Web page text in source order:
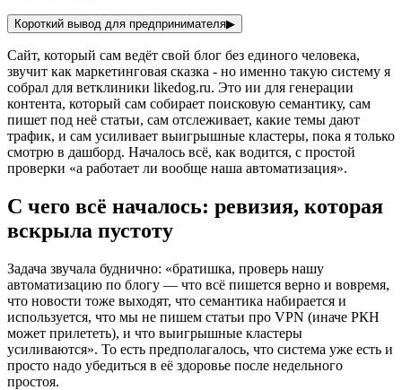
Короткий вывод для предпринимателя▶
Сайт, который сам ведёт свой блог без единого человека,
звучит как маркетинговая сказка - но именно такую систему я
собрал для ветклиники likedog.ru. Это ии для генерации
контента, который сам собирает поисковую семантику, сам
пишет под неё статьи, сам отслеживает, какие темы дают
трафик, и сам усиливает выигрышные кластеры, пока я только
смотрю в дашборд. Началось всё, как водится, с простой
проверки «а работает ли вообще наша автоматизация».
С чего всё началось: ревизия, которая
вскрыла пустоту
Задача звучала буднично: «братишка, проверь нашу
автоматизацию по блогу — что всё пишется верно и вовремя,
что новости тоже выходят, что семантика набирается и
используется, что мы не пишем статьи про VPN (иначе РКН
может прилететь), и что выигрышные кластеры
усиливаются». То есть предполагалось, что система уже есть и
просто надо убедиться в её здоровье после недельного
простоя.